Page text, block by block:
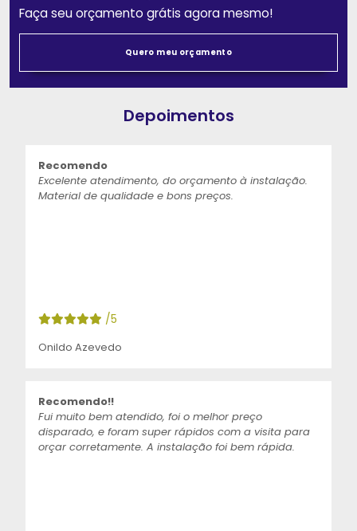
Faça seu orçamento grátis agora mesmo!
Quero meu orçamento
Depoimentos
Recomendo
Excelente atendimento, do orçamento à instalação.
Material de qualidade e bons preços.
/5
Onildo Azevedo
Recomendo!!
Fui muito bem atendido, foi o melhor preço
disparado, e foram super rápidos com a visita para
orçar corretamente. A instalação foi bem rápida.